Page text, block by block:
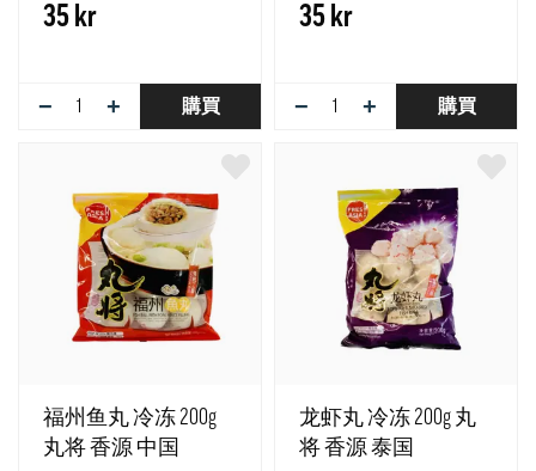
35 kr
− + 購買
35 kr
− + 購買
福州鱼丸 冷冻 200g
丸将 香源 中国
龙虾丸 冷冻 200g 丸
将 香源 泰国